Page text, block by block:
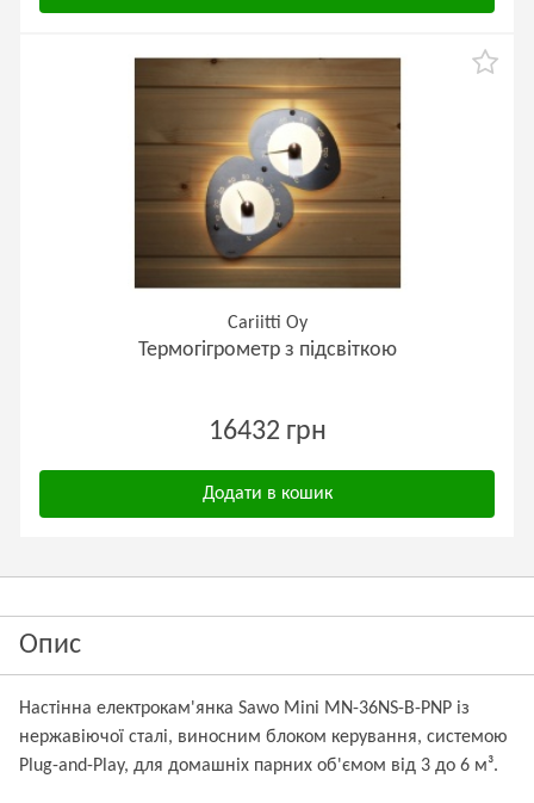
Cariitti Oy
Термогігрометр з підсвіткою
16432 грн
Додати в кошик
Опис
Настінна електрокам'янка Sawo Mini MN-36NS-B-PNP із
нержавіючої сталі, виносним блоком керування, системою
Plug-and-Play, для домашніх парних об'ємом від 3 до 6 м³.